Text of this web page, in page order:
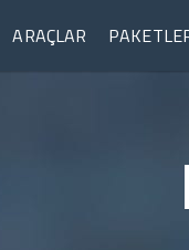
ARAÇLAR